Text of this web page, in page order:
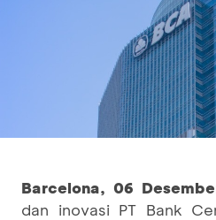
Barcelona, 06
dan inovasi PT Bank